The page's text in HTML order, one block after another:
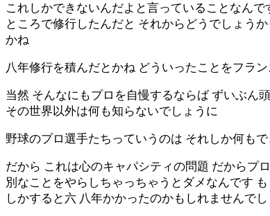
これしかできないんだよと言っていることなん
ところで修行したんだと それからどうでしょう
かね
八年修行を積んだとかね どういったことをフラ
当然 そんなにもプロを自慢するならば ずいぶん
その世界以外は何も知らないでしょうに
野球のプロ選手たちっていうのは それしか何も
だから これは心のキャパシティの問題 だからプ
別なことをやらしちゃっちゃうとダメなんです
しかすると六 八年かかったのかもしれませんで